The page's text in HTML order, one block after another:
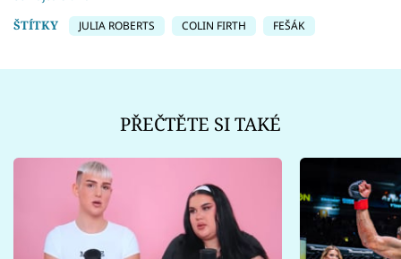
ŠTÍTKY
JULIA ROBERTS COLIN FIRTH FEŠÁK
PŘEČTĚTE SI TAKÉ